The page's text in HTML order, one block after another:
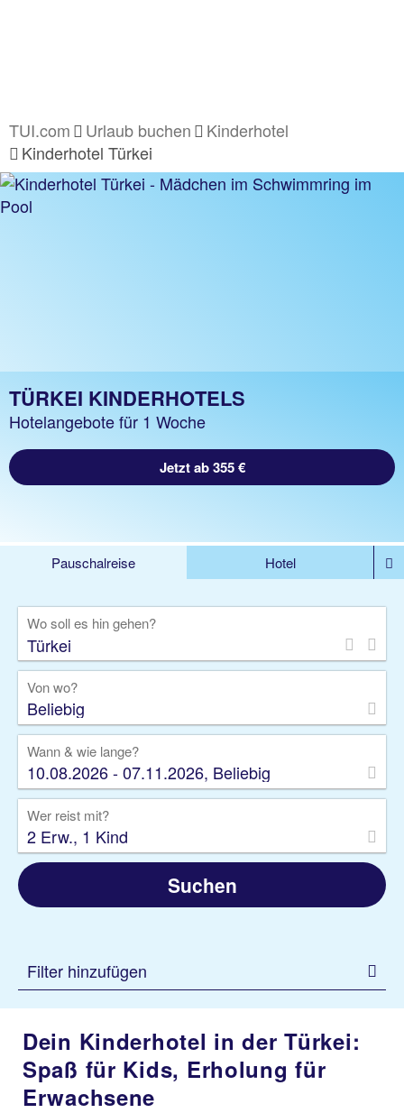
TUI.com Urlaub buchen
Kinderhotel
Kinderhotel Türkei
TÜRKEI KINDERHOTELS
Hotelangebote für 1 Woche
Jetzt ab 355 €
Pauschalreise
Hotel
Kreuzfahrten
Rundreisen
Privattransfer
Zusatzleistungen
Wo soll es hin gehen?
Von wo?
Beliebig
Wann & wie lange?
10.08.2026 - 07.11.2026, Beliebig
Wer reist mit?
2 Erw., 1 Kind
Suchen
Filter hinzufügen
Dein Kinderhotel in der Türkei:
Spaß für Kids, Erholung für
Erwachsene